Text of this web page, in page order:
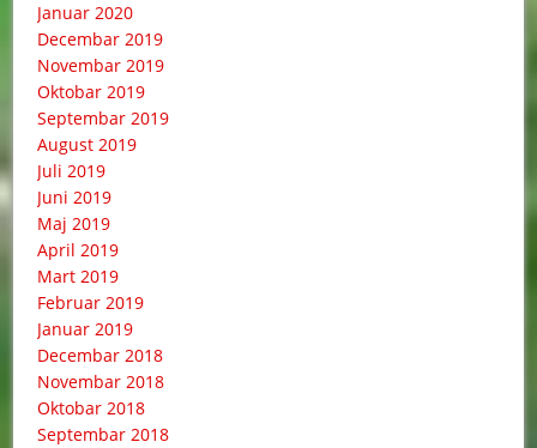
Januar 2020
Decembar 2019
Novembar 2019
Oktobar 2019
Septembar 2019
August 2019
Juli 2019
Juni 2019
Maj 2019
April 2019
Mart 2019
Februar 2019
Januar 2019
Decembar 2018
Novembar 2018
Oktobar 2018
Septembar 2018